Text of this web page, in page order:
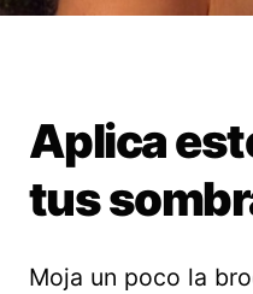
Aplica
tus
Moja un poco la